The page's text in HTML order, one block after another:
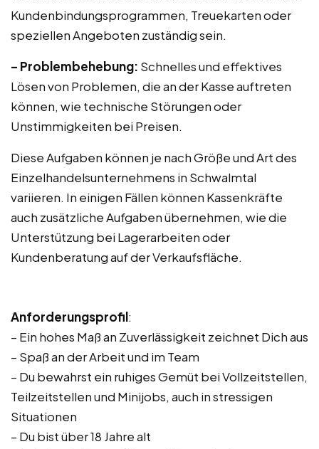
Kundenbindungsprogrammen, Treuekarten oder
speziellen Angeboten zuständig sein.
– Problembehebung: Schnelles und effektives
Lösen von Problemen, die an der Kasse auftreten
können, wie technische Störungen oder
Unstimmigkeiten bei Preisen.
Diese Aufgaben können je nach Größe und Art des
Einzelhandelsunternehmens in Schwalmtal
variieren. In einigen Fällen können Kassenkräfte
auch zusätzliche Aufgaben übernehmen, wie die
Unterstützung bei Lagerarbeiten oder
Kundenberatung auf der Verkaufsfläche.
Anforderungsprofil:
– Ein hohes Maß an Zuverlässigkeit zeichnet Dich aus
– Spaß an der Arbeit und im Team
– Du bewahrst ein ruhiges Gemüt bei Vollzeitstellen,
Teilzeitstellen und Minijobs, auch in stressigen
Situationen
– Du bist über 18 Jahre alt